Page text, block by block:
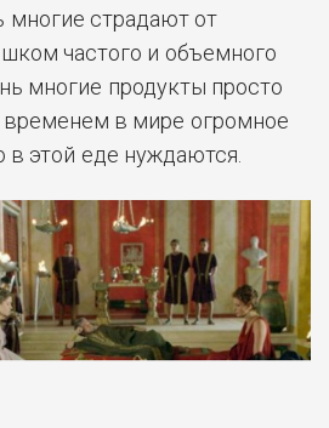
многие страдают от
частого и объемного
многие продукты просто
в мире огромное
в этой еде нуждаются.